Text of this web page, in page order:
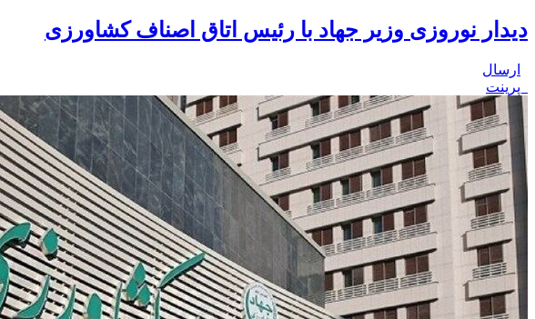
دیدار نوروزی وزیر جهاد با رئیس اتاق اصناف کشاورزی
ارسال
پرینت